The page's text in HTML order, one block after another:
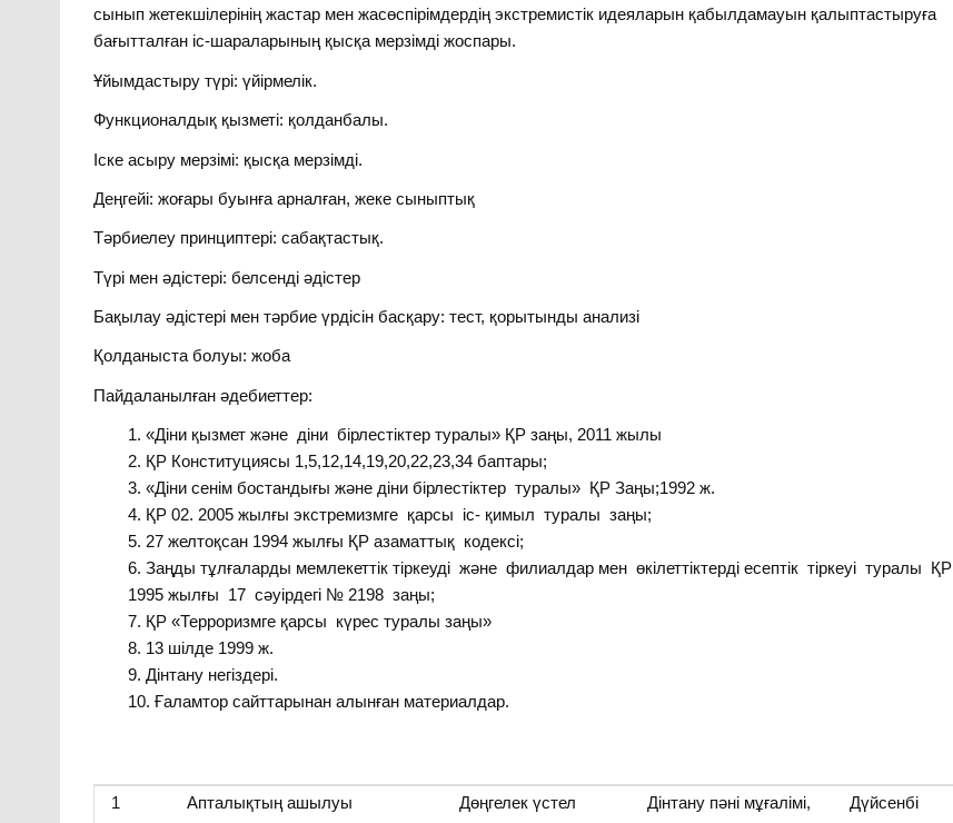
сынып жетекшілерінің жастар мен жасөспірімдердің экстремистік идеяларын қабылдамауын қалыптастыруға
бағытталған іс-шараларының қысқа мерзімді жоспары.
Ұйымдастыру түрі: үйірмелік.
Функционалдық қызметі: қолданбалы.
Іске асыру мерзімі: қысқа мерзімді.
Деңгейі: жоғары буынға арналған, жеке сыныптық
Тәрбиелеу принциптері: сабақтастық.
Түрі мен әдістері: белсенді әдістер
Бақылау әдістері мен тәрбие үрдісін басқару: тест, қорытынды анализі
Қолданыста болуы: жоба
Пайдаланылған әдебиеттер:
«Діни қызмет және діни бірлестіктер туралы» ҚР заңы, 2011 жылы
ҚР Конституциясы 1,5,12,14,19,20,22,23,34 баптары;
«Діни сенім бостандығы және діни бірлестіктер туралы» ҚР Заңы;1992 ж.
ҚР 02. 2005 жылғы экстремизмге қарсы іс- қимыл туралы заңы;
27 желтоқсан 1994 жылғы ҚР азаматтық кодексі;
Заңды тұлғаларды мемлекеттік тіркеуді және филиалдар мен өкілеттіктерді есептік тіркеуі туралы ҚР
1995 жылғы 17 сәуірдегі № 2198 заңы;
ҚР «Терроризмге қарсы күрес туралы заңы»
13 шілде 1999 ж.
Дінтану негіздері.
Ғаламтор сайттарынан алынған материалдар.
1 Апталықтың ашылуы Дөңгелек үстел
Дінтану пәні мұғалімі,
Дүйсенбі